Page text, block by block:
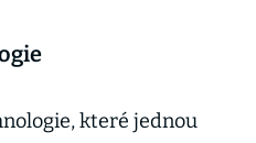
které jednou